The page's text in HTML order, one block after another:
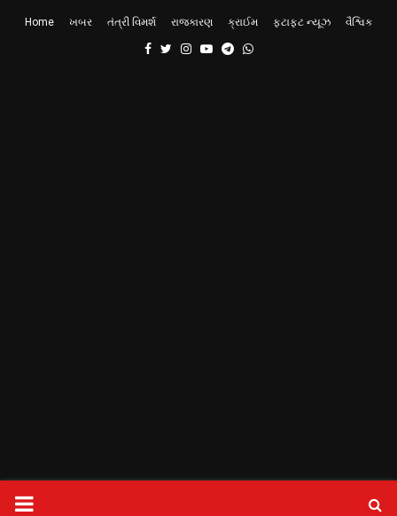
Home ખબર તંત્રી વિમર્શ રાજકારણ ક્રાઈમ ફટાફટ ન્યૂઝ વૈશ્વિક
Facebook
TwitterInstagram
YoutubeTelegram
Whatsapp
PRIMARY